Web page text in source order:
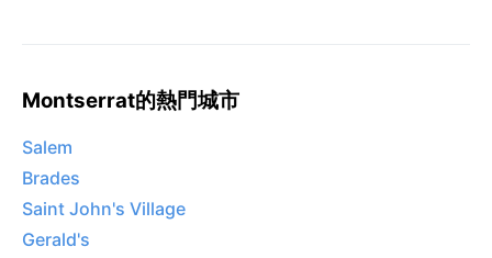
Montserrat的熱門城市
Salem
Brades
Saint John's Village
Gerald's